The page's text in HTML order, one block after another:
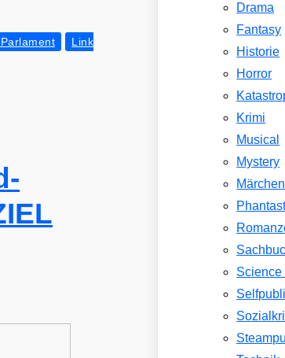
Link
Drama
Fantasy
Historie
Horror
Krimi
Musical
Mystery
Märchen
Science